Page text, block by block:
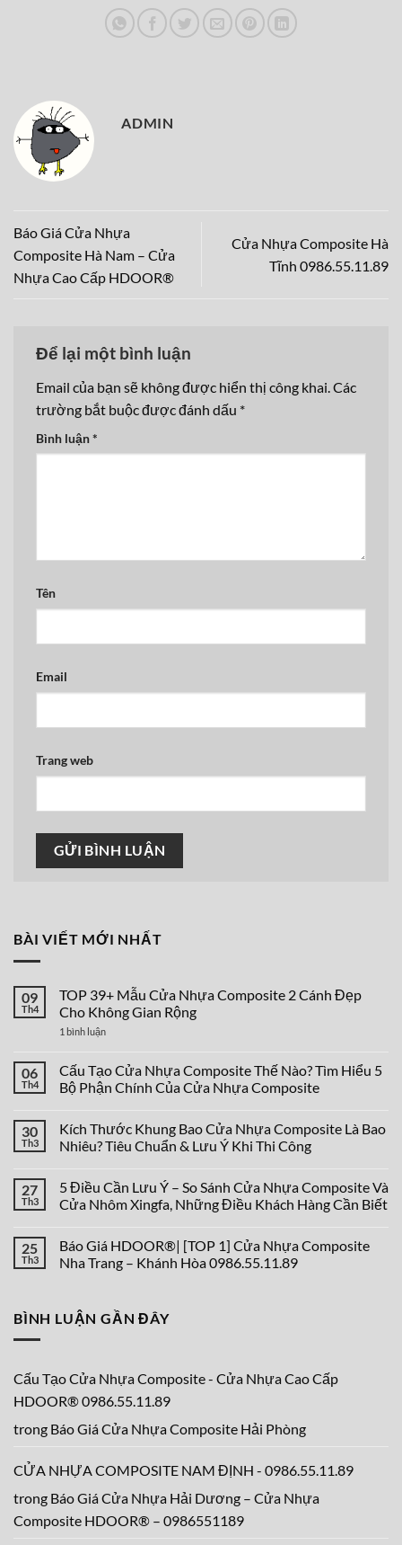
ADMIN
Báo Giá Cửa Nhựa
Composite Hà Nam – Cửa
Nhựa Cao Cấp HDOOR®
Cửa Nhựa Composite Hà
Tĩnh 0986.55.11.89
Để lại một bình luận
Email của bạn sẽ không được hiển thị công khai. Các
trường bắt buộc được đánh dấu *
Bình luận*
Tên
Email
Trang web
BÀI VIẾT MỚI NHẤT
09
Th4
TOP 39+ Mẫu Cửa Nhựa Composite 2 Cánh Đẹp
Cho Không Gian Rộng
1 bình luậnở
Mẫu
Cửa
Nhựa
Cánh
Đẹp
Cho
Rộng
06
Th4
Cấu Tạo Cửa Nhựa Composite Thế Nào? Tìm Hiểu 5
Bộ Phận Chính Của Cửa Nhựa Composite
bình
luận
ở
Cửa
Nhựa
Composite
Tìm
Hiểu
5
Của
Cửa
30
Th3
Kích Thước Khung Bao Cửa Nhựa Composite Là Bao
Nhiêu? Tiêu Chuẩn & Lưu Ý Khi Thi Công
bình
luận
ở
Khung
Bao
Cửa
Bao
Nhiêu?
Lưu
Ý
Khi
Thi
27
Th3
5 Điều Cần Lưu Ý – So Sánh Cửa Nhựa Composite Và
Cửa Nhôm Xingfa, Những Điều Khách Hàng Cần Biết
bình
luận
ở
Lưu
Ý
Cửa
Nhựa
Composite
Và
Nhôm
Điều
Khách
Cần
Biết
25
Th3
Báo Giá HDOOR®| [TOP 1] Cửa Nhựa Composite
Nha Trang – Khánh Hòa 0986.55.11.89
luận
ở
[TOP
1]
Cửa
Nhựa
Nha
Khánh
Hòa
0986.55.11.89
BÌNH LUẬN GẦN ĐÂY
Cấu Tạo Cửa Nhựa Composite - Cửa Nhựa Cao Cấp
HDOOR® 0986.55.11.89
trong Báo Giá Cửa Nhựa Composite Hải Phòng
CỬA NHỰA COMPOSITE NAM ĐỊNH - 0986.55.11.89
trong Báo Giá Cửa Nhựa Hải Dương – Cửa Nhựa
Composite HDOOR® – 0986551189